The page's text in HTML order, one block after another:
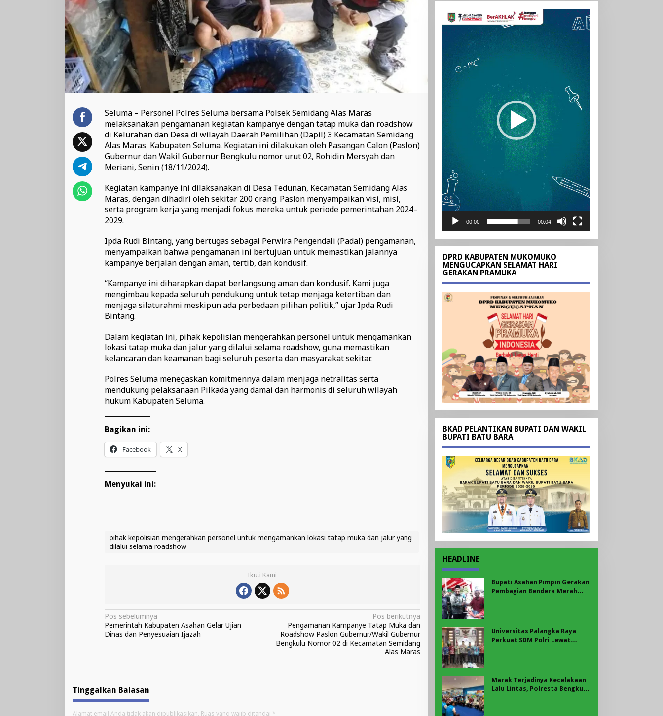
Seluma – Personel Polres Seluma bersama Polsek Semidang Alas Maras
melaksanakan pengamanan kegiatan kampanye dengan tatap muka dan roadshow
di Kelurahan dan Desa di wilayah Daerah Pemilihan (Dapil) 3 Kecamatan Semidang
Alas Maras, Kabupaten Seluma. Kegiatan ini dilakukan oleh Pasangan Calon (Paslon)
Gubernur dan Wakil Gubernur Bengkulu nomor urut 02, Rohidin Mersyah dan
Meriani, Senin (18/11/2024).
Kegiatan kampanye ini dilaksanakan di Desa Tedunan, Kecamatan Semidang Alas
Maras, dengan dihadiri oleh sekitar 200 orang. Paslon menyampaikan visi, misi,
serta program kerja yang menjadi fokus mereka untuk periode pemerintahan 2024–
2029.
Ipda Rudi Bintang, yang bertugas sebagai Perwira Pengendali (Padal) pengamanan,
menyampaikan bahwa pengamanan ini bertujuan untuk memastikan jalannya
kampanye berjalan dengan aman, tertib, dan kondusif.
“Kampanye ini diharapkan dapat berlangsung aman dan kondusif. Kami juga
mengimbau kepada seluruh pendukung untuk tetap menjaga ketertiban dan
menjaga silaturahmi meskipun ada perbedaan pilihan politik,” ujar Ipda Rudi
Bintang.
Dalam kegiatan ini, pihak kepolisian mengerahkan personel untuk mengamankan
lokasi tatap muka dan jalur yang dilalui selama roadshow, guna memastikan
kelancaran dan keamanan bagi seluruh peserta dan masyarakat sekitar.
Polres Seluma menegaskan komitmennya dalam menjaga netralitas serta
mendukung pelaksanaan Pilkada yang damai dan harmonis di seluruh wilayah
hukum Kabupaten Seluma.
Bagikan ini:
Facebook X
Menyukai ini:
pihak kepolisian mengerahkan personel untuk mengamankan lokasi tatap muka dan jalur yang
dilalui selama roadshow
Ikuti Kami
Navigasi
pos
Pos sebelumnya
Pemerintah Kabupaten Asahan Gelar Ujian
Dinas dan Penyesuaian Ijazah
Pos berikutnya
Pengamanan Kampanye Tatap Muka dan
Roadshow Paslon Gubernur/Wakil Gubernur
Bengkulu Nomor 02 di Kecamatan Semidang
Alas Maras
Tinggalkan Balasan
Alamat email Anda tidak akan dipublikasikan. Ruas yang wajib ditandai *
Pemutar
Video
00:00 00:04
DPRD KABUPATEN MUKOMUKO
MENGUCAPKAN SELAMAT HARI
GERAKAN PRAMUKA
BKAD PELANTIKAN BUPATI DAN WAKIL
BUPATI BATU BARA
HEADLINE
Bupati Asahan Pimpin Gerakan
Pembagian Bendera Merah
Universitas Palangka Raya
Perkuat SDM Polri Lewat
Marak Terjadinya Kecelakaan
Lalu Lintas, Polresta Bengkulu